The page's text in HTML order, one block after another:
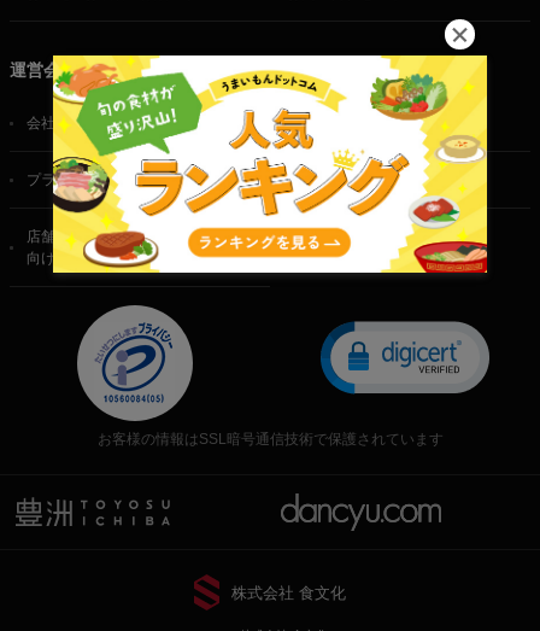
運営会社
会社概要 ご利用規約
プライバシーポリシー 特定商取引法に基づく表記
店舗・法人・生産者様
向けのお問い合わせ
お客様の情報はSSL暗号通信技術で保護されています
株式会社 食文化